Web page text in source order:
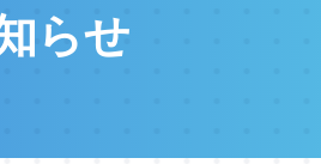
導入事例
らせ